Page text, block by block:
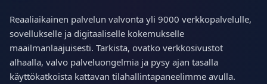
Reaaliaikainen palvelun valvonta yli 9000 verkkopalvelulle,
sovellukselle ja digitaaliselle kokemukselle
maailmanlaajuisesti. Tarkista, ovatko verkkosivustot
alhaalla, valvo palveluongelmia ja pysy ajan tasalla
käyttökatkoista kattavan tilahallintapaneelimme avulla.